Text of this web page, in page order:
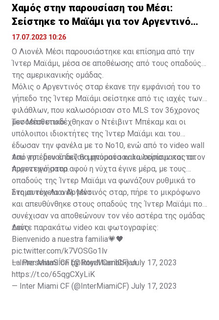
Χαμός στην παρουσίαση του Μέσι:
Σείστηκε το Μαϊάμι για τον Αργεντινό
σταρ
17.07.2023 10:26
Ο Λιονέλ Μέσι παρουσιάστηκε και επίσημα από την
Ίντερ Μαϊάμι, μέσα σε αποθέωσης από τους οπαδούς
της αμερικανικής ομάδας.
Μόλις ο Αργεντινός σταρ έκανε την εμφάνισή του το
γήπεδο της Ίντερ Μαϊάμι σείστηκε από τις ιαχές των
φιλάθλων, που καλωσόρισαν στο MLS τον 36χρονος
μεσοεπιθετικό.
Τον Μέσι υποδέχθηκαν ο Ντέιβιντ Μπέκαμ και οι
υπόλοιποι ιδιοκτήτες της Ίντερ Μαϊάμι και του
έδωσαν την φανέλα με το Νο10, ενώ από το video wall
του γηπέδου έπαιζαν μηνύματα καλωσορίσματος στον
Αργεντινό σταρ.
Από το... μενού δεν θα μπορούσαν να λείπουν και τα
πυροτεχνήματα αφού η νύχτα έγινε μέρα, με τους
οπαδούς της Ίντερ Μαϊάμι να φωνάζουν ρυθμικά το
όνομα του Λιονέλ Μέσι.
Στη συνέχεια ο Αργεντινός σταρ, πήρε το μικρόφωνο
και απευθύνθηκε στους οπαδούς της Ίντερ Μαϊάμι που
συνέχισαν να αποθεώνουν τον νέο αστέρα της ομάδας
τους.
Δείτε παρακάτω video και φωτογραφίες:
Bienvenido a nuestra familia💗🖤
pic.twitter.com/k7VOSGo1lv
— Inter Miami CF (@InterMiamiCF)July 17, 2023
La PresentaSÍon by Royal Caribbean
https://t.co/65qgCXyLiK
— Inter Miami CF (@InterMiamiCF) July 17, 2023